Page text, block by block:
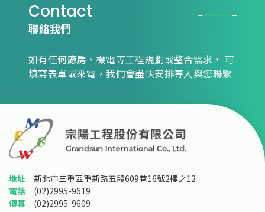
Contact
聯絡我們
如有任何廠房、機電等工程規劃或整合需求， 可
填寫表單或來電，我們會盡快安排專人與您聯繫
地址
新北市三重區重新路五段609巷16號2樓之12
電話
(02)2995-9619
傳真
(02)2995-9609